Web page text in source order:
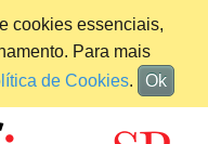
cookies essenciais,
Para mais
de Cookies. Ok